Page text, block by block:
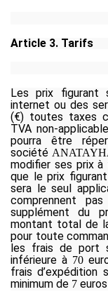
Article 3. Tarifs
Les prix figurant
internet ou des
(€) toutes taxes
TVA non-
pourra être
société
modifier ses prix
que le prix
sera le seul
comprennent
supplément du
montant total de
pour toute
les frais de port
inférieure à 70
frais d’expédition
minimum de 7